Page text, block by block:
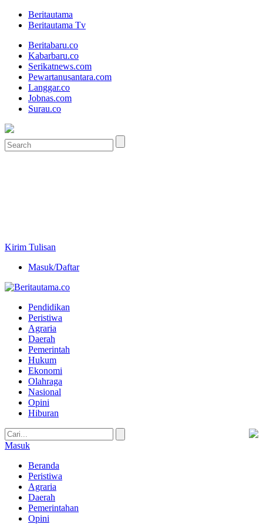
Beritautama
Beritautama Tv
Beritabaru.co
Kabarbaru.co
Serikatnews.com
Pewartanusantara.com
Langgar.co
Jobnas.com
Surau.co
Kirim Tulisan
Masuk/Daftar
Pendidikan
Peristiwa
Agraria
Daerah
Pemerintah
Hukum
Ekonomi
Olahraga
Nasional
Opini
Hiburan
Masuk
Beranda
Peristiwa
Agraria
Daerah
Pemerintahan
Opini